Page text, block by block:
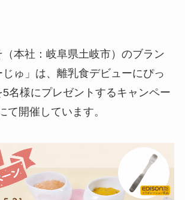
本社：岐阜県土岐市）のブラン
じゅ」は、離乳食デビューにぴっ
名様にプレゼントするキャンペー
て開催しています。